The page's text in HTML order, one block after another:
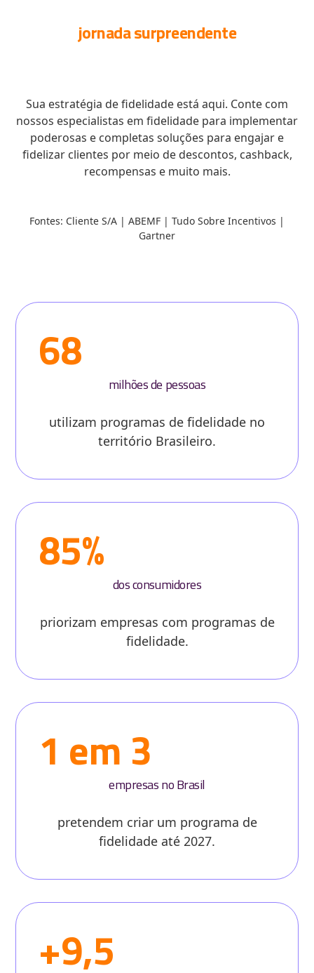
jornada surpreendente
Sua estratégia de fidelidade está aqui. Conte com
nossos especialistas em fidelidade para implementar
poderosas e completas soluções para engajar e
fidelizar clientes por meio de descontos, cashback,
recompensas e muito mais.
Fontes: Cliente S/A | ABEMF | Tudo Sobre Incentivos |
Gartner
68
milhões de pessoas
utilizam programas de fidelidade no
território Brasileiro.
85%
dos consumidores
priorizam empresas com programas de
fidelidade.
1 em 3
empresas no Brasil
pretendem criar um programa de
fidelidade até 2027.
+9,5